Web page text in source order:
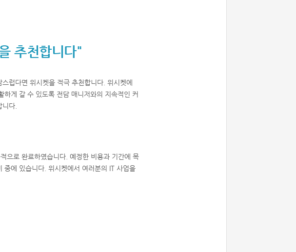
추천합니다"
럽다면 위시켓을 적극 추천합니다. 위시켓에
게 갈 수 있도록 전담 매니저와의 지속적인 커
다.
으로 완료하였습니다. 예정한 비용과 기간에 목
에 있습니다. 위시켓에서 여러분의 IT 사업을